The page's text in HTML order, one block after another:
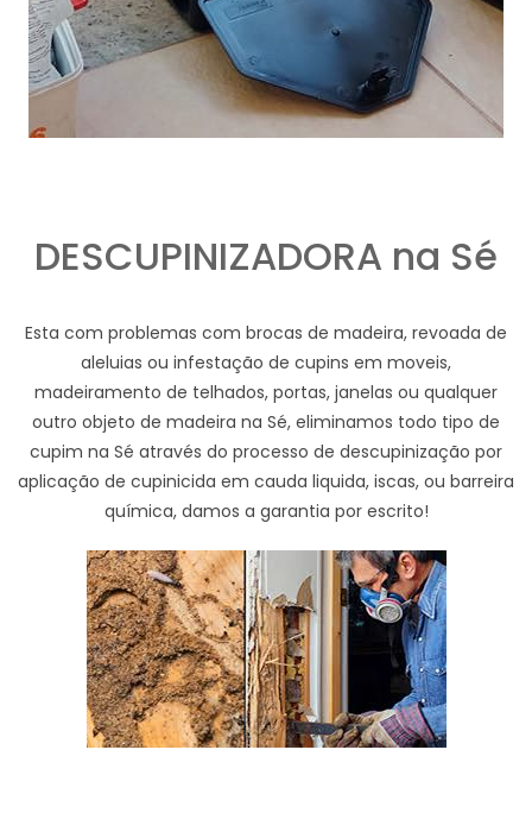
DESCUPINIZADORA na Sé
Esta com problemas com brocas de madeira, revoada de
aleluias ou infestação de cupins em moveis,
madeiramento de telhados, portas, janelas ou qualquer
outro objeto de madeira na Sé, eliminamos todo tipo de
cupim na Sé através do processo de descupinização por
aplicação de cupinicida em cauda liquida, iscas, ou barreira
química, damos a garantia por escrito!